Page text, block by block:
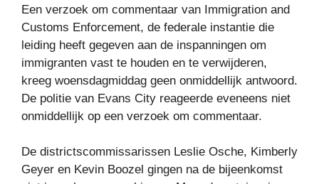
Een verzoek om commentaar van Immigration and
Customs Enforcement, de federale instantie die
leiding heeft gegeven aan de inspanningen om
immigranten vast te houden en te verwijderen,
kreeg woensdagmiddag geen onmiddellijk antwoord.
De politie van Evans City reageerde eveneens niet
onmiddellijk op een verzoek om commentaar.
De districtscommissarissen Leslie Osche, Kimberly
Geyer en Kevin Boozel gingen na de bijeenkomst